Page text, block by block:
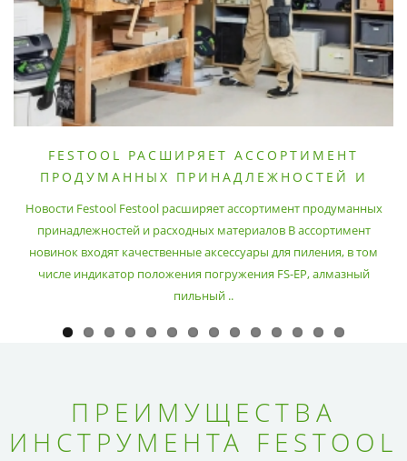
FESTOOL РАСШИРЯЕТ АССОРТИМЕНТ
ПРОДУМАННЫХ ПРИНАДЛЕЖНОСТЕЙ И
Новости Festool Festool расширяет ассортимент продуманных
принадлежностей и расходных материалов В ассортимент
новинок входят качественные аксессуары для пиления, в том
числе индикатор положения погружения FS-EP, алмазный
пильный ..
ПРЕИМУЩЕСТВА
ИНСТРУМЕНТА FESTOOL